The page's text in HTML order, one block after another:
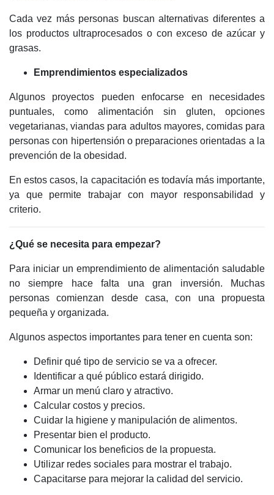
Cada vez más personas buscan alternativas diferentes a
los productos ultraprocesados o con exceso de azúcar y
grasas.
Emprendimientos especializados
Algunos proyectos pueden enfocarse en necesidades
puntuales, como alimentación sin gluten, opciones
vegetarianas, viandas para adultos mayores, comidas para
personas con hipertensión o preparaciones orientadas a la
prevención de la obesidad.
En estos casos, la capacitación es todavía más importante,
ya que permite trabajar con mayor responsabilidad y
criterio.
¿Qué se necesita para empezar?
Para iniciar un emprendimiento de alimentación saludable
no siempre hace falta una gran inversión. Muchas
personas comienzan desde casa, con una propuesta
pequeña y organizada.
Algunos aspectos importantes para tener en cuenta son:
Definir qué tipo de servicio se va a ofrecer.
Identificar a qué público estará dirigido.
Armar un menú claro y atractivo.
Calcular costos y precios.
Cuidar la higiene y manipulación de alimentos.
Presentar bien el producto.
Comunicar los beneficios de la propuesta.
Utilizar redes sociales para mostrar el trabajo.
Capacitarse para mejorar la calidad del servicio.